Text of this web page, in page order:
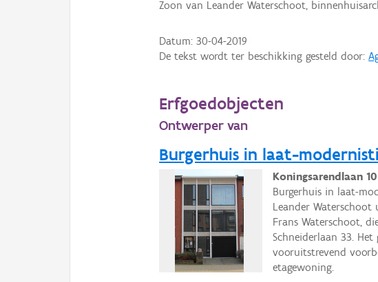
Zoon van Leander Waterschoot,
Datum:30-04-2019
De tekst wordt ter beschikking gesteld door:
Erfgoedobjecten
Ontwerper van
Burgerhuis in laat-
Koningsarendlaan
Burgerhuis in laat-
Leander Waterschoot
Frans Waterschoot,
Schneiderlaan 33.
vooruitstrevend
etagewoning.